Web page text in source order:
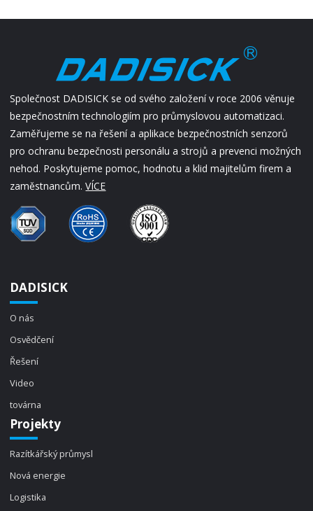
Společnost DADISICK se od svého založení v roce 2006 věnuje
bezpečnostním technologiím pro průmyslovou automatizaci.
Zaměřujeme se na řešení a aplikace bezpečnostních senzorů
pro ochranu bezpečnosti personálu a strojů a prevenci možných
nehod. Poskytujeme pomoc, hodnotu a klid majitelům firem a
zaměstnancům.VÍCE
DADISICK
O nás
Osvědčení
Řešení
Video
továrna
Projekty
Razítkářský průmysl
Nová energie
Logistika